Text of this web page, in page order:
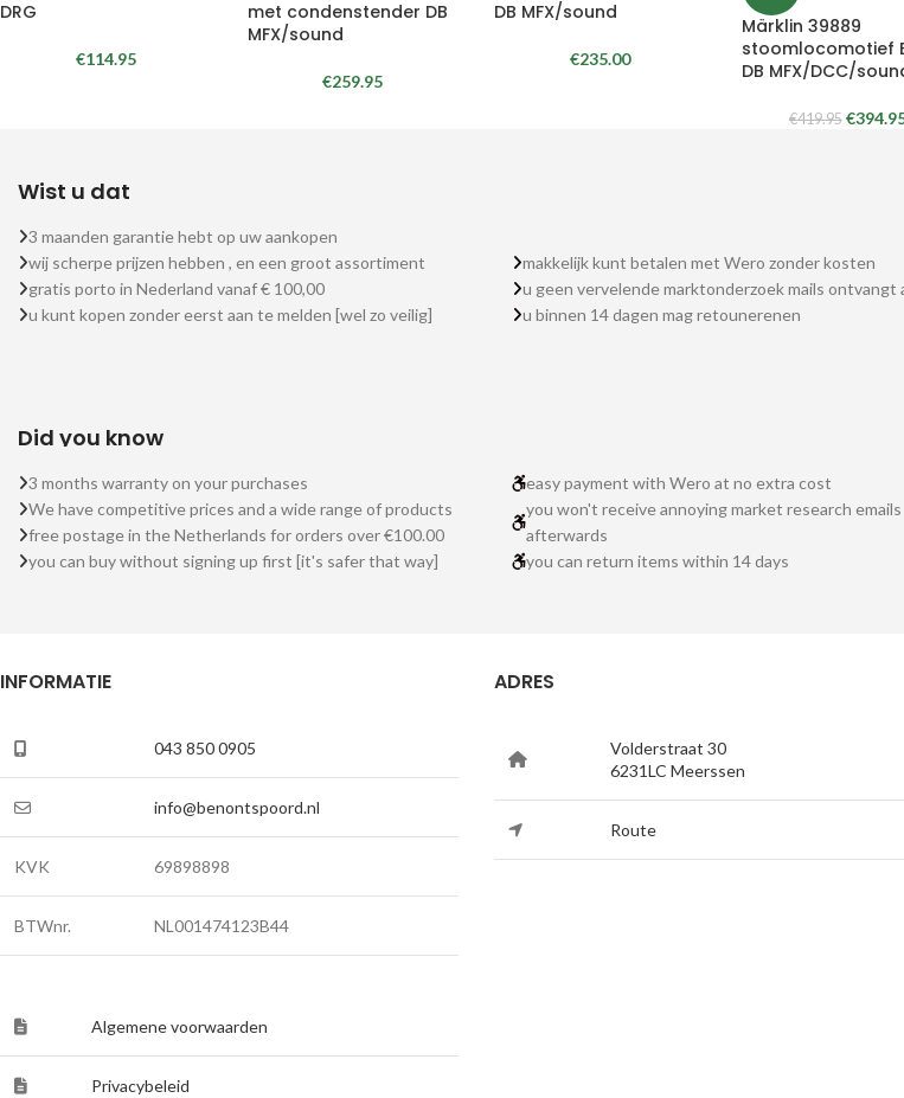
DRG
€114.95
met condenstender DB
MFX/sound
€259.95
DB MFX/sound
€235.00
Märklin 39889
stoomlocomotief
DB MFX/DCC/
€419.95 €
Wist u dat
3 maanden garantie hebt op uw aankopen
wij scherpe prijzen hebben , en een groot assortiment
gratis porto in Nederland vanaf € 100,00
u kunt kopen zonder eerst aan te melden [wel zo veilig]
makkelijk kunt betalen met Wero zonder kosten
u geen vervelende marktonderzoek mails ontvangt
u binnen 14 dagen mag retounerenen
Did you know
3 months warranty on your purchases
We have competitive prices and a wide range of products
free postage in the Netherlands for orders over €100.00
you can buy without signing up first [it's safer that way]
easy payment with Wero at no extra cost
you won't receive annoying market research emails
afterwards
you can return items within 14 days
INFORMATIE
043 850 0905
info@benontspoord.nl
KVK 69898898
BTWnr. NL001474123B44
Algemene voorwaarden
Privacybeleid
ADRES
Volderstraat 30
6231LC Meerssen
Route